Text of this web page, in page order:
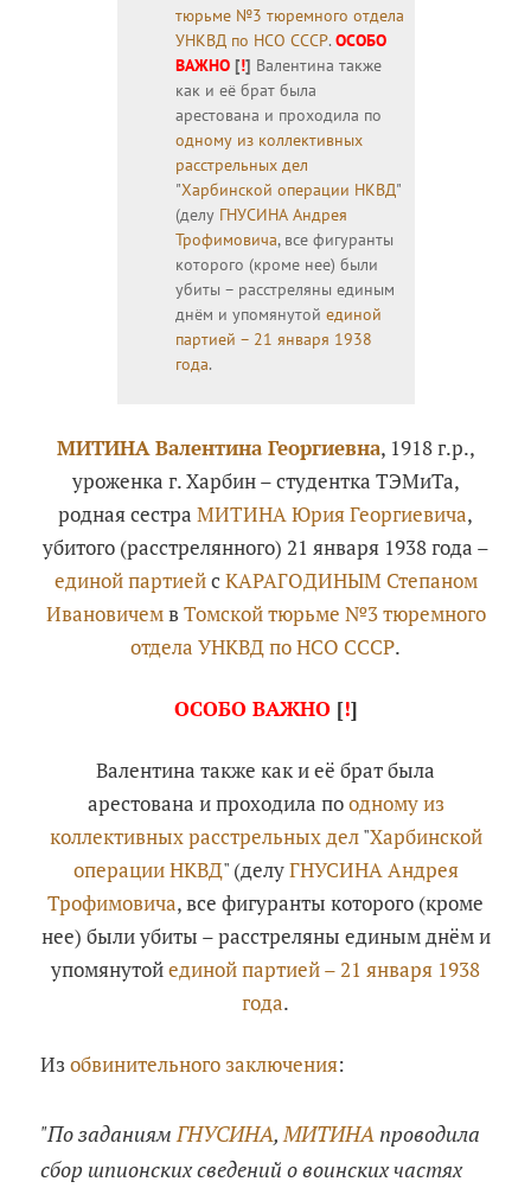
тюрьме №3 тюремного отдела
УНКВД по НСО СССР. ОСОБО
ВАЖНО [!] Валентина также
как и её брат была
арестована и проходила по
одному из коллективных
расстрельных дел
"Харбинской операции НКВД"
(делу ГНУСИНА Андрея
Трофимовича, все фигуранты
которого (кроме нее) были
убиты – расстреляны единым
днём и упомянутой единой
партией – 21 января 1938
года.
МИТИНА Валентина Георгиевна, 1918 г.р.,
уроженка г. Харбин – студентка ТЭМиТа,
родная сестра МИТИНА Юрия Георгиевича,
убитого (расстрелянного) 21 января 1938 года –
единой партиейс КАРАГОДИНЫМ Степаном
ИвановичемвТомской тюрьме №3 тюремного
отдела УНКВД по НСО СССР.
ОСОБО ВАЖНО [!]
Валентина также как и её брат была
арестована и проходила поодному из
коллективных расстрельных дел"Харбинской
операции НКВД" (делуГНУСИНА Андрея
Трофимовича, все фигуранты которого (кроме
нее) были убиты – расстреляны единым днём и
упомянутойединой партией – 21 января 1938
года.
Изобвинительного заключения:
"По заданиям ГНУСИНА, МИТИНА проводила
сбор шпионских сведений о воинских частях